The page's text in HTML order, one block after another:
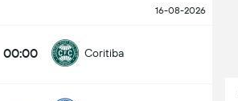
16-08-2026
00:00 Coritiba